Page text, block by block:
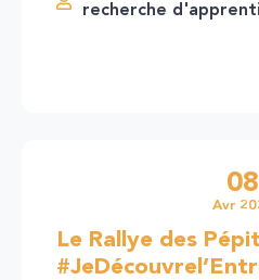
recherche
Le Rallye des
08
Avr